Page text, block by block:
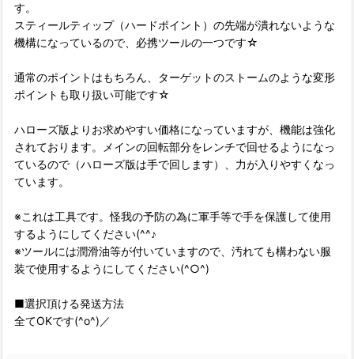
す。
スティールティップ（ハードポイント）の先端が潰れないような
機構になっているので、必携ツールの一つです☆
通常のポイントはもちろん、ターゲットのストームのような変形
ポイントも取り扱い可能です☆
ハローズ版よりお求めやすい価格になっていますが、機能は強化
されております。メインの回転部分をレンチで回せるようになっ
ているので（ハローズ版は手で回します）、力が入りやすくなっ
ています。
※これは工具です。怪我の予防の為に軍手等で手を保護して使用
するようにしてください(^^♪
※ツールには潤滑油等が付いていますので、汚れても構わない服
装で使用するようにしてください(^○^)
■選択頂ける発送方法
全てOKです(^o^)／